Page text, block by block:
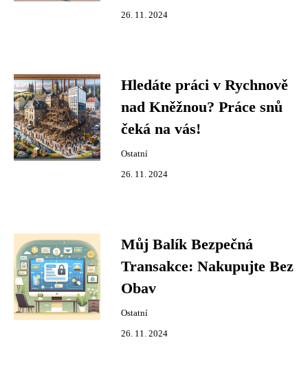
26. 11. 2024
Hledáte práci v Rychnově
nad Kněžnou? Práce snů
čeká na vás!
Ostatní
26. 11. 2024
Můj Balík Bezpečná
Transakce: Nakupujte Bez
Obav
Ostatní
26. 11. 2024